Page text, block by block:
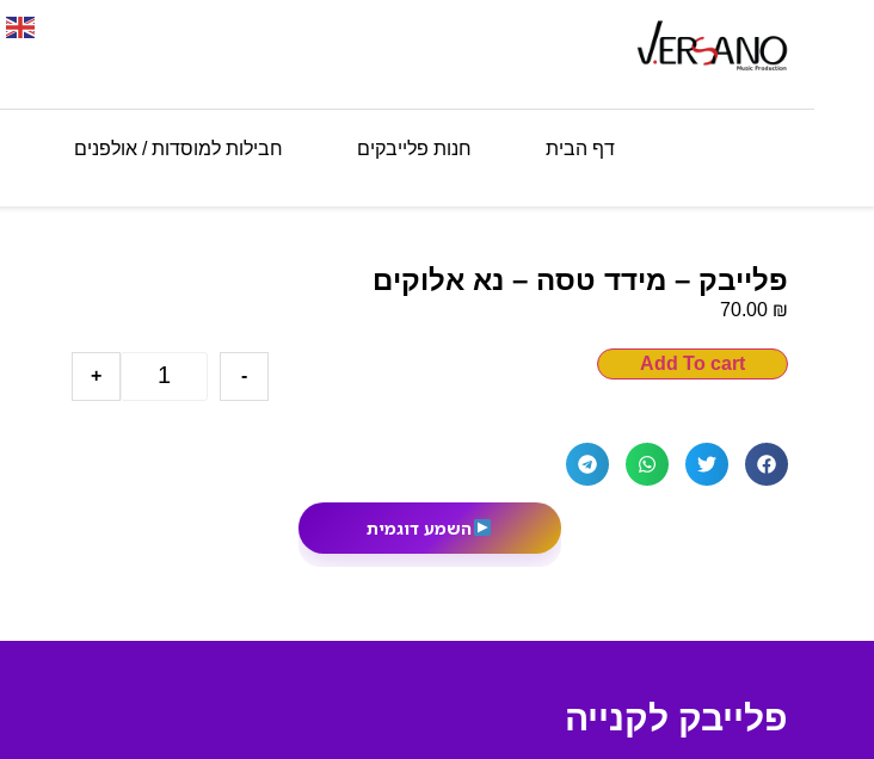
דף הבית חנות פלייבקים חבילות למוסדות / אולפנים
פלייבק – מידד טסה – נא אלוקים
70.00 ₪
-
+
Add To cart
השמע דוגמית
פלייבק לקנייה